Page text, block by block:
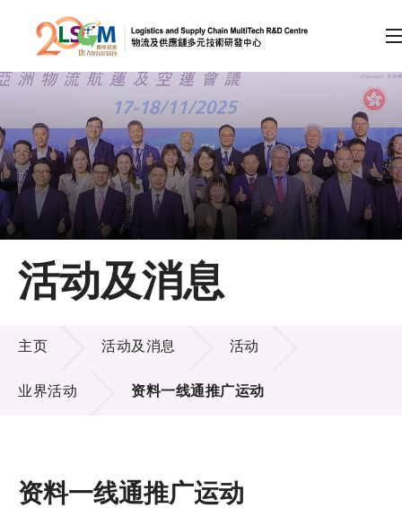
跳到内容（按回车键）
会员登录
A A EN 繁 简
主页
关于LSCM
技术商品化
项目及资助计划
活动及消息
活动及消息
活动及消息
主页 活动及消息 活动
业界活动 资料一线通推广运动
资料一线通推广运动